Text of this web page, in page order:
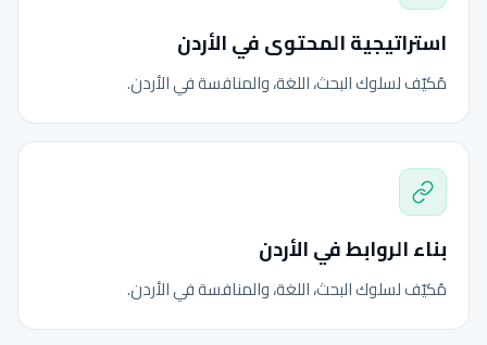
استراتيجية المحتوى في الأردن
مُكيّف لسلوك البحث، اللغة، والمنافسة في الأردن.
بناء الروابط في الأردن
مُكيّف لسلوك البحث، اللغة، والمنافسة في الأردن.